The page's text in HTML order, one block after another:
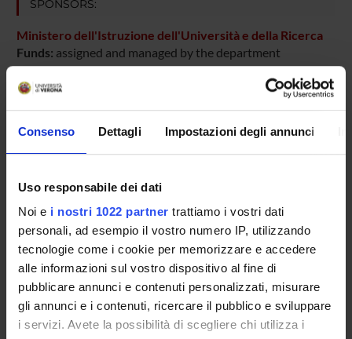
Consenso Dettagli Impostazioni degli annunci
Uso responsabile dei dati
Noi e i nostri 1022 partner trattiamo i vostri dati
personali, ad esempio il vostro numero IP, utilizzando
tecnologie come i cookie per memorizzare e accedere
alle informazioni sul vostro dispositivo al fine di
pubblicare annunci e contenuti personalizzati, misurare
gli annunci e i contenuti, ricercare il pubblico e sviluppare
i servizi. Avete la possibilità di scegliere chi utilizza i
SPONSORS:
Ministero dell'Istruzione dell'Università e della Ricerca
Funds: assigned and managed by the department
Mario Rosario Buffelli
Michele Ettorre
Erika Lorenzetto
Temporary Professor
SECTIONS